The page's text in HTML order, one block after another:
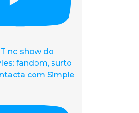
no show do
fandom, surto
com Simple